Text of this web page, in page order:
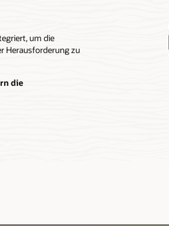
um die
Herausforderung zu
die